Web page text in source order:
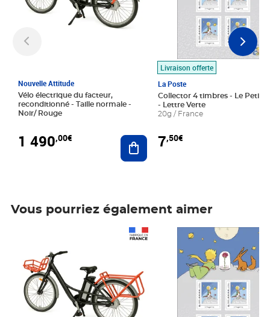
Nouvelle Attitude
Vélo électrique du facteur,
reconditionné - Taille normale -
Noir/ Rouge
1 490,00€ Ajouter au panier
Livraison offerte
La Poste
Collector 4 timbres - Le Petit
- Lettre Verte
20g / France
7,50€
Vous pourriez également aimer
Prix 7,50€